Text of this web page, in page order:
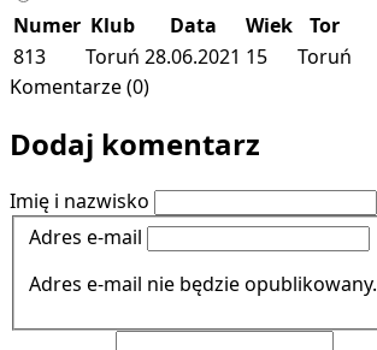
Numer Klub Data Wiek
Tor
813
Toruń 28.06.2021 15
Toruń
Komentarze (0)
Dodaj komentarz
Imię i nazwisko
Adres e-mail
Adres e-mail nie będzie opublikowany.